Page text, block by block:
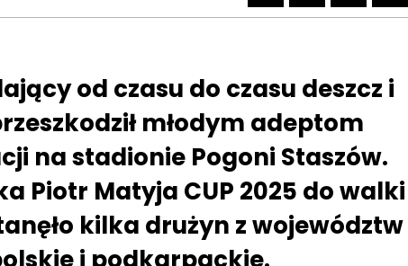
od czasu do czasu deszcz i
młodym adeptom
na stadionie Pogoni Staszów.
Piotr Matyja CUP 2025 do walki
kilka drużyn z województw